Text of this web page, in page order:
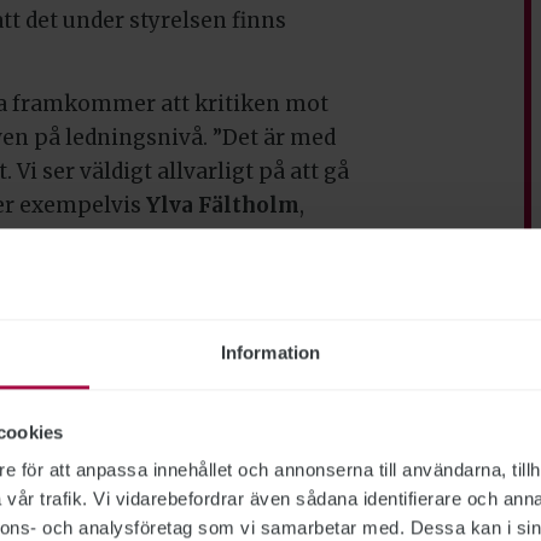
Information
för att anpassa innehållet och annonserna till användarna,
trafik. Vi vidarebefordrar även sådana identifierare och
och analysföretag som vi samarbetar med. Dessa kan i
det under styrelsen finns
framkommer att kritiken mot
på ledningsnivå. ”Det är med
Vi ser väldigt allvarligt på att gå
exempelvis Ylva Fältholm,
universitets- och
från landets rektorer.
fråga till utbildningsminister
ska vara saklig och korrekt. Tidningen har en fri och
ST, och utformas enligt journalistiska principer